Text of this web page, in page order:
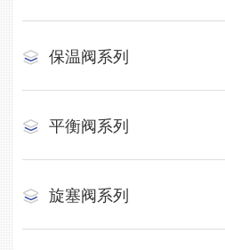
保温阀系列
平衡阀系列
旋塞阀系列